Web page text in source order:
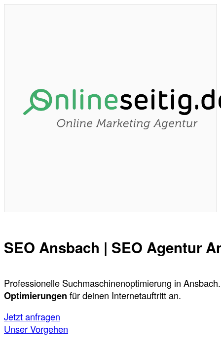
SEO Ansbach | SEO Agentur
Professionelle Suchmaschinenoptimierung in
Optimierungen für deinen Internetauftritt an.
Jetzt anfragen
Unser Vorgehen